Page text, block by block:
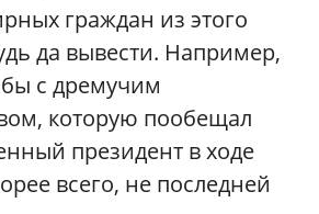
граждан из этого
да вывести. Например,
с дремучим
которую пообещал
президент в ходе
всего, не последней